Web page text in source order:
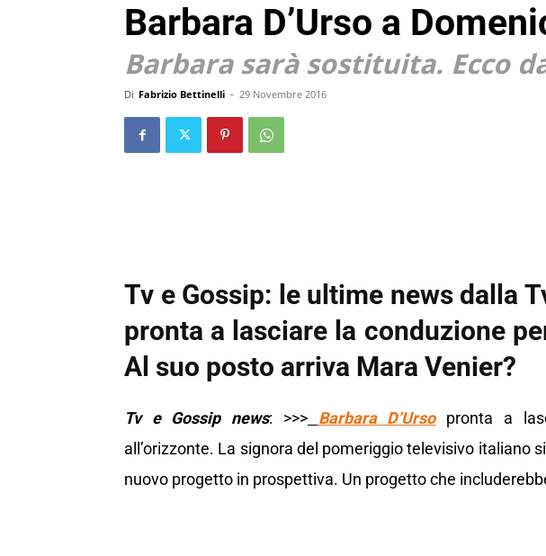
Barbara D’Urso a
Barbara sarà sostituita. Ecco
Di Fabrizio Bettinelli - 29 Novembre 2016
Tv e Gossip: le ultime news dalla
pronta a lasciare la conduzione
Al suo posto arriva Mara Venier?
Tv e Gossip news: >>> Barbara D’Ursopronta a
all’orizzonte. La signora del pomeriggio televisivo italiano
nuovo progetto in prospettiva. Un progetto che